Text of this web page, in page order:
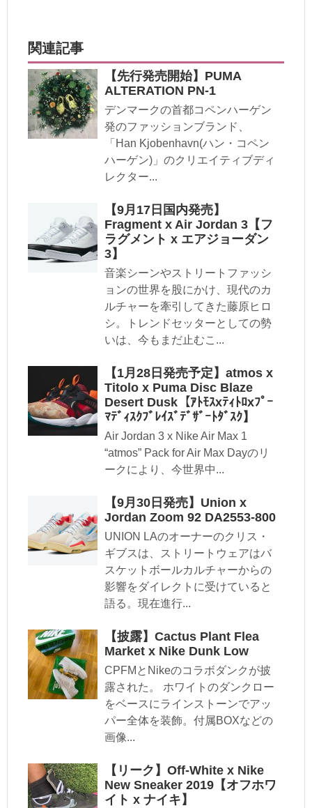
関連記事
【先行発売開始】PUMA
ALTERATION PN-1
デンマークの首都コペンハーゲン
発のファッションブランド、
「Han Kjobenhavn(ハン・コペン
ハーゲン)」のクリエイティブディ
レクター...
【9月17日国内発売】
Fragment x Air Jordan 3【フ
ラグメント x エアジョーダン
3】
音楽シーンやストリートファッシ
ョンの世界を股にかけ、現代のカ
ルチャーを牽引してきた藤原ヒロ
シ。トレンドセッターとしての勢
いは、今もまだ止むこ...
【1月28日発売予定】atmos x
Titolo x Puma Disc Blaze
Desert Dusk【ｱﾄﾓｽxﾃｨﾄﾛxﾌﾟｰ
ﾏﾃﾞｨｽｸﾌﾞﾚｲｽﾞﾃﾞｻﾞｰﾄﾀﾞｽｸ】
Air Jordan 3 x Nike Air Max 1
“atmos” Pack for Air Max Dayのリ
ークにより、今世界中...
【9月30日発売】Union x
Jordan Zoom 92 DA2553-800
UNION LAのオーナーのクリス・
ギブスは、ストリートウェアはバ
スケットボールカルチャーからの
影響をダイレクトに受けていると
語る。現在進行...
【披露】Cactus Plant Flea
Market x Nike Dunk Low
CPFMとNikeのコラボダンクが披
露された。 ホワイトのダンクロー
をベースにラインストーンでアッ
パー全体を装飾。付属BOXなどの
画像...
【リーク】Off-White x Nike
New Sneaker 2019【オフホワ
イト x ナイキ】